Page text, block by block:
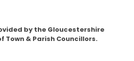
by the Gloucestershire
Town & Parish Councillors.